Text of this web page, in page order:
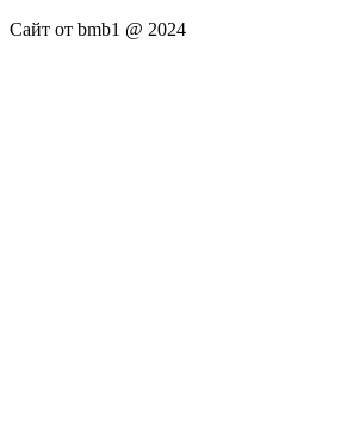
Сайт от bmb1 @ 2024